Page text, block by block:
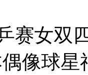
赛女双
像球